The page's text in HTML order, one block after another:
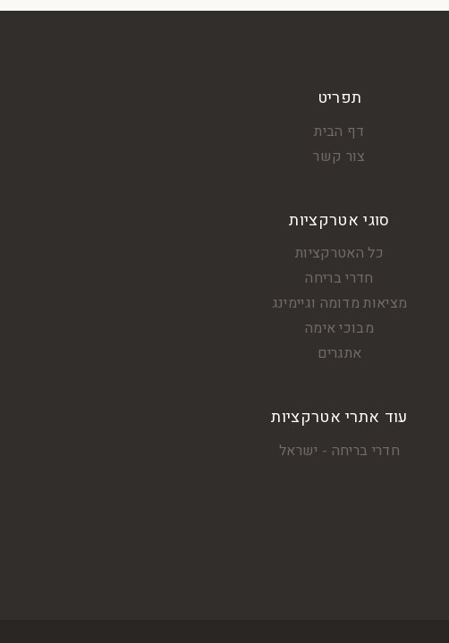
תפריט
דף הבית
צור קשר
סוגי אטרקציות
כל האטרקציות
חדרי בריחה
מציאות מדומה וגיימינג
מבוכי אימה
אתגרים
עוד אתרי אטרקציות
חדרי בריחה - ישראל